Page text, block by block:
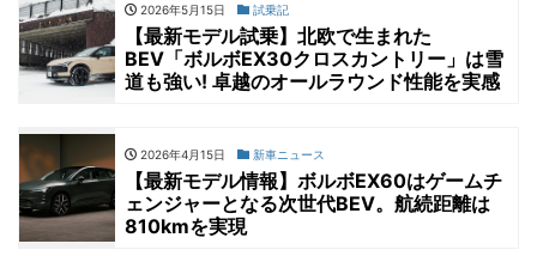
2026年5月15日 試乗記
【最新モデル試乗】北欧で生まれた
BEV「ボルボEX30クロスカントリー」は雪
道も強い! 卓越のオールラウンド性能を実感
2026年4月15日 新車ニュース
【最新モデル情報】ボルボEX60はゲームチ
ェンジャーとなる次世代BEV。航続距離は
810kmを実現